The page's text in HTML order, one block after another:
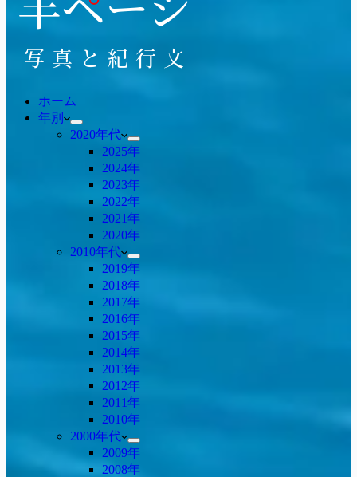
ホーム
年別
2020年代
2025年
2024年
2023年
2022年
2021年
2020年
2010年代
2019年
2018年
2017年
2016年
2015年
2014年
2013年
2012年
2011年
2010年
2000年代
2009年
2008年